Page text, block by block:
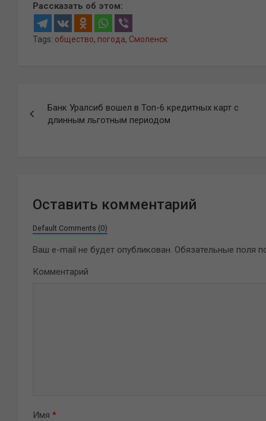
Рассказать об этом:
Tags: общество, погода, Смоленск
по
Банк Уралсиб вошел в Топ-6 кредитных карт с
длинным льготным периодом
Оставить комментарий
Default Comments (0)
Ваш e-mail не будет опубликован. Обязательные поля
Комментарий
Имя *